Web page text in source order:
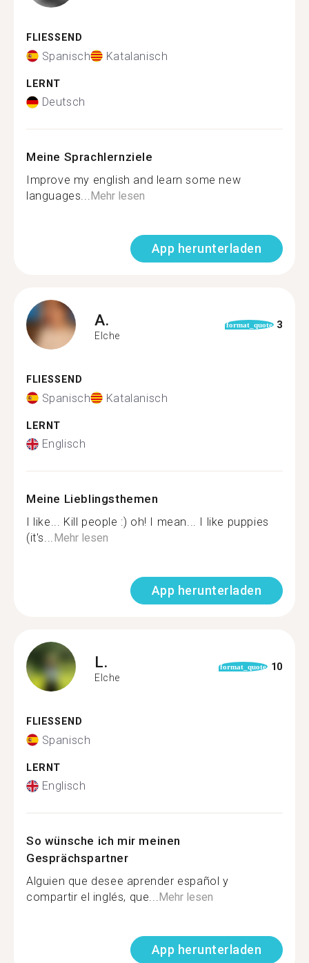
FLIESSEND
Spanisch Katalanisch
LERNT
Deutsch
Meine Sprachlernziele
Improve my english and learn some new
languages...Mehr lesen
App herunterladen
A.
Elche
format_quote 3
FLIESSEND
Spanisch Katalanisch
LERNT
Englisch
Meine Lieblingsthemen
I like... Kill people :) oh! I mean... I like puppies
(it's...Mehr lesen
App herunterladen
L.
Elche
format_quote 10
FLIESSEND
Spanisch
LERNT
Englisch
So wünsche ich mir meinen
Gesprächspartner
Alguien que desee aprender español y
compartir el inglés, que...Mehr lesen
App herunterladen